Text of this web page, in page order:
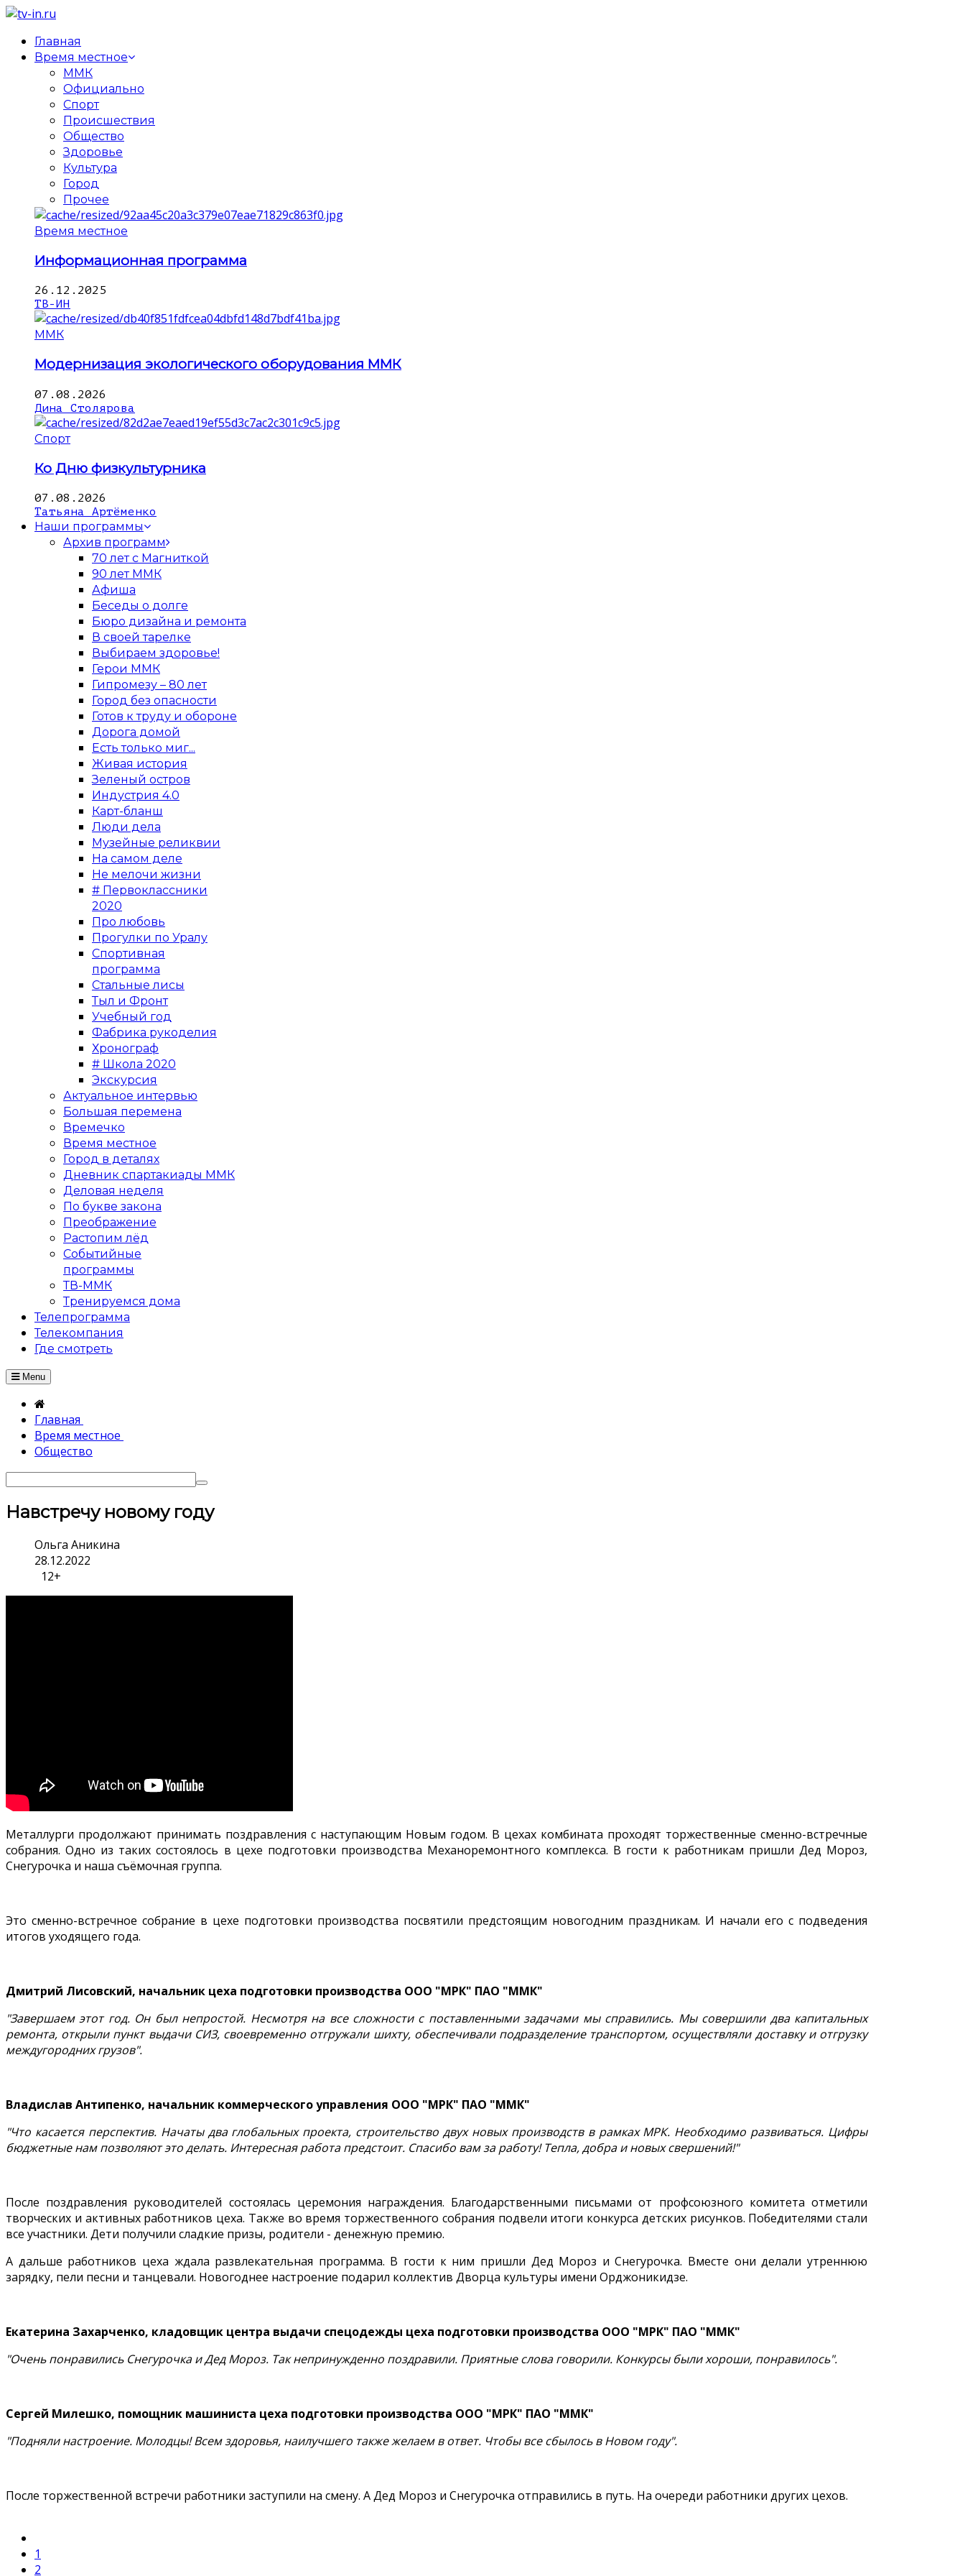
Главная
Время местное
ММК
Официально
Спорт
Происшествия
Общество
Здоровье
Культура
Город
Прочее
Время местное
Информационная программа
26.12.2025
ТВ-ИН
ММК
Модернизация экологического оборудования ММК
07.08.2026
Дина Столярова
Спорт
Ко Дню физкультурника
07.08.2026
Татьяна Артёменко
Наши программы
Архив программ
70 лет с Магниткой
90 лет ММК
Афиша
Беседы о долге
Бюро дизайна и ремонта
В своей тарелке
Выбираем здоровье!
Герои ММК
Гипромезу – 80 лет
Город без опасности
Готов к труду и обороне
Дорога домой
Есть только миг...
Живая история
Зеленый остров
Индустрия 4.0
Карт-бланш
Люди дела
Музейные реликвии
На самом деле
Не мелочи жизни
# Первоклассники
2020
Про любовь
Прогулки по Уралу
Спортивная
программа
Стальные лисы
Тыл и Фронт
Учебный год
Фабрика рукоделия
Хронограф
# Школа 2020
Экскурсия
Актуальное интервью
Большая перемена
Времечко
Время местное
Город в деталях
Дневник спартакиады ММК
Деловая неделя
По букве закона
Преображение
Растопим лёд
Событийные
программы
ТВ-ММК
Тренируемся дома
Телепрограмма
Телекомпания
Где смотреть
Menu
Главная
Время местное
Общество
Навстречу новому году
Ольга Аникина
28.12.2022
12+
Металлурги продолжают принимать поздравления с наступающим Новым годом. В цехах комбината проходят торжественные сменно-встречные
собрания. Одно из таких состоялось в цехе подготовки производства Механоремонтного комплекса. В гости к работникам пришли Дед Мороз,
Снегурочка и наша съёмочная группа.
Это сменно-встречное собрание в цехе подготовки производства посвятили предстоящим новогодним праздникам. И начали его с подведения
итогов уходящего года.
Дмитрий Лисовский, начальник цеха подготовки производства ООО "МРК" ПАО "ММК"
"Завершаем этот год. Он был непростой. Несмотря на все сложности с поставленными задачами мы справились. Мы совершили два капитальных
ремонта, открыли пункт выдачи СИЗ, своевременно отгружали шихту, обеспечивали подразделение транспортом, осуществляли доставку и отгрузку
междугородних грузов".
Владислав Антипенко, начальник коммерческого управления ООО "МРК" ПАО "ММК"
"Что касается перспектив. Начаты два глобальных проекта, строительство двух новых производств в рамках МРК. Необходимо развиваться. Цифры
бюджетные нам позволяют это делать. Интересная работа предстоит. Спасибо вам за работу! Тепла, добра и новых свершений!"
После поздравления руководителей состоялась церемония награждения. Благодарственными письмами от профсоюзного комитета отметили
творческих и активных работников цеха. Также во время торжественного собрания подвели итоги конкурса детских рисунков. Победителями стали
все участники. Дети получили сладкие призы, родители - денежную премию.
А дальше работников цеха ждала развлекательная программа. В гости к ним пришли Дед Мороз и Снегурочка. Вместе они делали утреннюю
зарядку, пели песни и танцевали. Новогоднее настроение подарил коллектив Дворца культуры имени Орджоникидзе.
Екатерина Захарченко, кладовщик центра выдачи спецодежды цеха подготовки производства ООО "МРК" ПАО "ММК"
"Очень понравились Снегурочка и Дед Мороз. Так непринужденно поздравили. Приятные слова говорили. Конкурсы были хороши, понравилось".
Сергей Милешко, помощник машиниста цеха подготовки производства ООО "МРК" ПАО "ММК"
"Подняли настроение. Молодцы! Всем здоровья, наилучшего также желаем в ответ. Чтобы все сбылось в Новом году".
После торжественной встречи работники заступили на смену. А Дед Мороз и Снегурочка отправились в путь. На очереди работники других цехов.
1
2